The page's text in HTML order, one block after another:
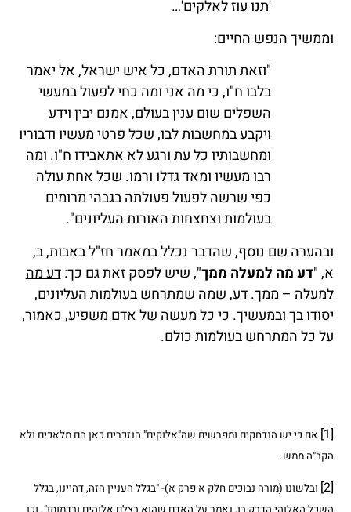
'תנו עוז לאלקים'…
וממשיך הנפש החיים:
"וזאת תורת האדם, כל איש ישראל, אל יאמר
בלבו ח"ו, כי מה אני ומה כחי לפעול במעשי
השפלים שום ענין בעולם, אמנם יבין וידע
ויקבע במחשבות לבו, שכל פרטי מעשיו ודבוריו
ומחשבותיו כל עת ורגע לא אתאבידו ח"ו. ומה
רבו מעשיו ומאד גדלו ורמו. שכל אחת עולה
כפי שרשה לפעול פעולתה בגבהי מרומים
בעולמות וצחצחות האורות העליונים".
ובהערה שם נוסף, שהדבר נכלל במאמר חז"ל באבות, ב,
א, "דע מה למעלה ממך", שיש לפסק זאת גם כך:דע מה
למעלה – ממך. דע, שמה שמתרחש בעולמות העליונים,
יסודו בך ובמעשיך. כי כל מעשה של אדם משפיע, כאמור,
על כל המתרחש בעולמות כולם.
[1]
אם כי יש הנדחקים ומפרשים שה"אלוקים" הנזכרים כאן הם מלאכים ולא
הקב"ה ממש.
[2]
ובלשונו (מורה נבוכים חלק א פרק א)- "בגלל העניין הזה, דהיינו, בגלל